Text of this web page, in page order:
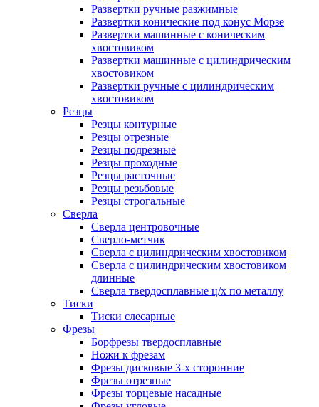
Развертки ручные разжимные
Развертки конические под конус Морзе
Развертки машинные с коническим
хвостовиком
Развертки машинные с цилиндрическим
хвостовиком
Развертки ручные с цилиндрическим
хвостовиком
Резцы
Резцы контурные
Резцы отрезные
Резцы подрезные
Резцы проходные
Резцы расточные
Резцы резьбовые
Резцы строгальные
Сверла
Сверла центровочные
Сверло-метчик
Сверла с цилиндрическим хвостовиком
Сверла с цилиндрическим хвостовиком
длинные
Сверла твердосплавные ц/х по металлу
Тиски
Тиски слесарные
Фрезы
Борфрезы твердосплавные
Ножи к фрезам
Фрезы дисковые 3-х сторонние
Фрезы отрезные
Фрезы торцевые насадные